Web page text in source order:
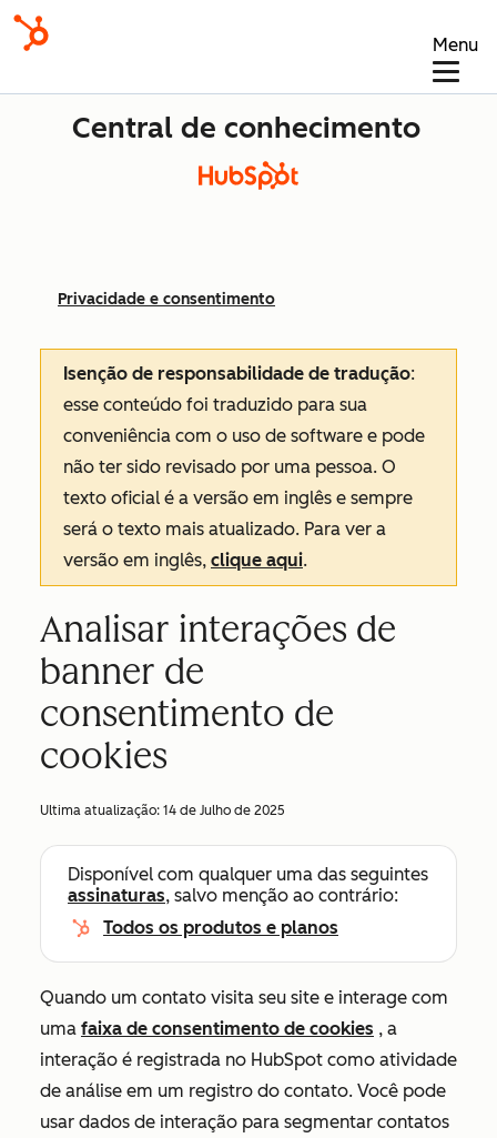
Menu
Central de conhecimento
Privacidade e consentimento
Isenção de responsabilidade de tradução:
esse conteúdo foi traduzido para sua
conveniência com o uso de software e pode
não ter sido revisado por uma pessoa. O
texto oficial é a versão em inglês e sempre
será o texto mais atualizado. Para ver a
versão em inglês, clique aqui.
Analisar interações de
banner de
consentimento de
cookies
Ultima atualização: 14 de Julho de 2025
Disponível com qualquer uma das seguintes
assinaturas, salvo menção ao contrário:
Todos os produtos e planos
Quando um contato visita seu site e interage com
uma faixa de consentimento de cookies , a
interação é registrada no HubSpot como atividade
de análise em um registro do contato. Você pode
usar dados de interação para segmentar contatos